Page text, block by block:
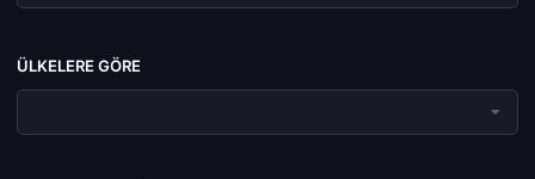
ÜLKELERE GÖRE